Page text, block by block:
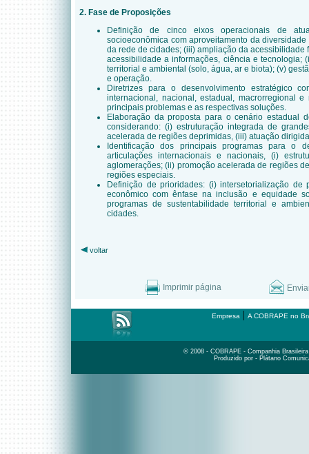
2. Fase de Proposições
Definição de cinco eixos operacionais de
socioeconômica com aproveitamento da
da rede de cidades; (iii) ampliação da acessibilidade
acessibilidade a informações, ciência e tecnologia;
territorial e ambiental (solo, água, ar e biota); (v)
e operação.
Diretrizes para o desenvolvimento estratégico
internacional, nacional, estadual, macrorregional e
principais problemas e as respectivas soluções.
Elaboração da proposta para o cenário estadual
considerando: (i) estruturação integrada de
acelerada de regiões deprimidas, (iii) atuação
Identificação dos principais programas para o
articulações internacionais e nacionais, (i)
aglomerações; (ii) promoção acelerada de regiões
regiões especiais.
Definição de prioridades: (i) intersetorialização de
econômico com ênfase na inclusão e equidade
programas de sustentabilidade territorial e
cidades.
voltar
Imprimir página
Empresa | A COBRAPE no
© 2008 - COBRAPE - Companhia
Produzido por - Plátano